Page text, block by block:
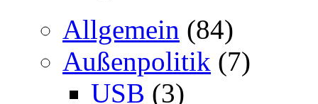
Allgemein (84)
Außenpolitik (7)
USB (3)